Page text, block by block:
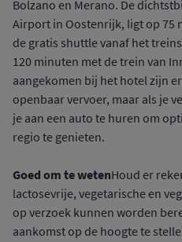
Bolzano en Merano. De
Airport in Oostenrijk, ligt op 75
de gratis shuttle vanaf het
120 minuten met de trein van
aangekomen bij het hotel zijn
openbaar vervoer, maar als je
je aan een auto te huren om
regio te genieten.
Goed om te wetenHoud er
lactosevrije, vegetarische en
op verzoek kunnen worden
aankomst op de hoogte te